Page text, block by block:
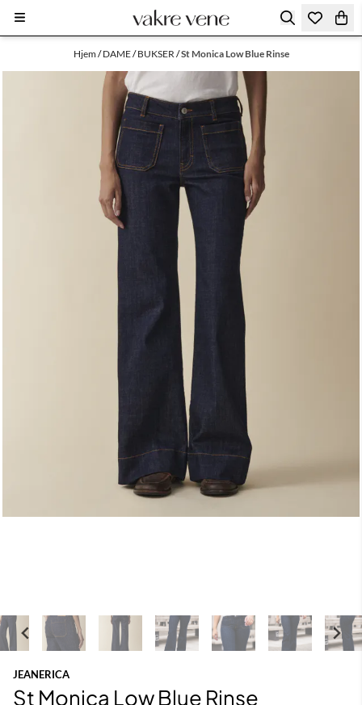
Hopp til innhold
Hjem/DAME/BUKSER /St Monica Low Blue Rinse
JEANERICA
St Monica Low Blue Rinse